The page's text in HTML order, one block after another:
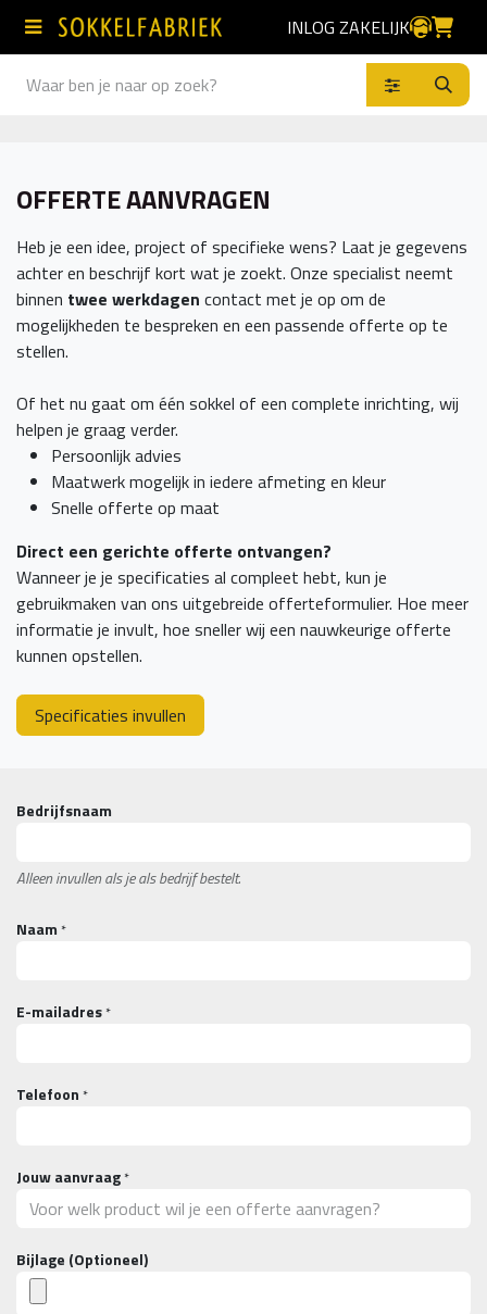
Overslaan naar inhoud
INLOG ZAKELIJK
Producten
OFFERTE AANVRAGEN
Heb je een idee, project of specifieke wens? Laat je gegevens
achter en beschrijf kort wat je zoekt. Onze specialist neemt
binnen twee werkdagen contact met je op om de
mogelijkheden te bespreken en een passende offerte op te
stellen.
Of het nu gaat om één sokkel of een complete inrichting, wij
helpen je graag verder.
Persoonlijk advies
Maatwerk mogelijk in iedere afmeting en kleur
Snelle offerte op maat
Direct een gerichte offerte ontvangen?
Wanneer je je specificaties al compleet hebt, kun je
gebruikmaken van ons uitgebreide offerteformulier. Hoe meer
informatie je invult, hoe sneller wij een nauwkeurige offerte
kunnen opstellen.
Specificaties invullen
Bedrijfsnaam
Alleen invullen als je als bedrijf bestelt.
Naam *
E-mailadres*
Telefoon *
Jouw aanvraag*
Bijlage (Optioneel)